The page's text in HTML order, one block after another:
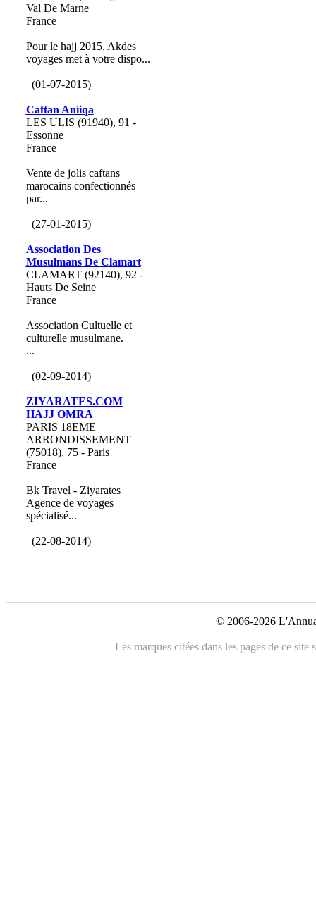
Val De Marne
France
Pour le hajj 2015, Akdes
voyages met à votre dispo...
(01-07-2015)
Caftan Aniiqa
LES ULIS (91940), 91 -
Essonne
France
Vente de jolis caftans
marocains confectionnés
par...
(27-01-2015)
Association Des
Musulmans De Clamart
CLAMART (92140), 92 -
Hauts De Seine
France
Association Cultuelle et
culturelle musulmane.
...
(02-09-2014)
ZIYARATES.COM
HAJJ OMRA
PARIS 18EME
ARRONDISSEMENT
(75018), 75 - Paris
France
Bk Travel - Ziyarates
Agence de voyages
spécialisé...
(22-08-2014)
© 2006-2026
Les marques citées dans les pages de ce